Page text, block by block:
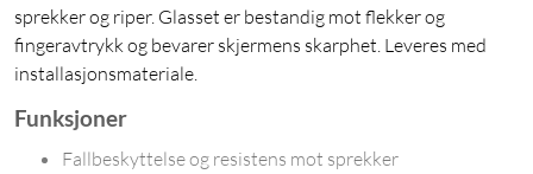
sprekker og riper. Glasset er bestandig mot flekker og
fingeravtrykk og bevarer skjermens skarphet. Leveres med
installasjonsmateriale.
Funksjoner
Fallbeskyttelse og resistens mot sprekker